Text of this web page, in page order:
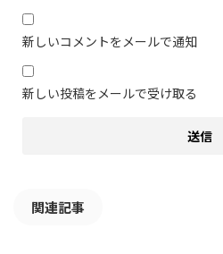
新しいコメントをメールで通知
新しい投稿をメールで受け取る
関連記事